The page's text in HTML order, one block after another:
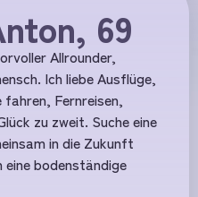
69
Allrounder,
Ich liebe Ausflüge,
fahren, Fernreisen,
zu zweit. Suche eine
in die Zukunft
eine bodenständige